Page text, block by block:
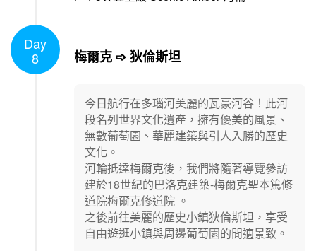
Day
8
梅爾克 ➩ 狄倫斯坦
今日航行在多瑙河美麗的瓦豪河谷！此河
段名列世界文化遺產，擁有優美的風景、
無數葡萄園、華麗建築與引人入勝的歷史
文化。
河輪抵達梅爾克後，我們將隨著導覽參訪
建於18世紀的巴洛克建築-梅爾克聖本篤修
道院梅爾克修道院 。
之後前往美麗的歷史小鎮狄倫斯坦，享受
自由遊逛小鎮與周邊葡萄園的閒適景致。